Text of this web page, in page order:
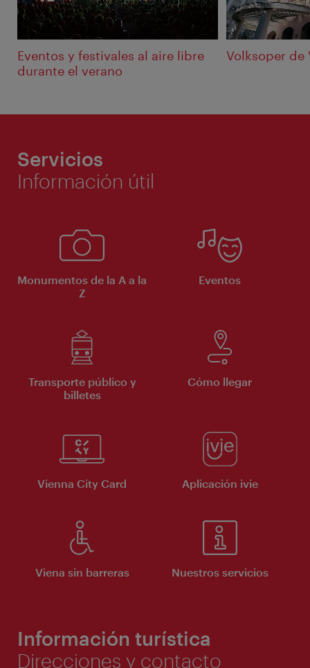
Eventos y festivales al aire libre
durante el verano
Volksoper de
Servicios
Información útil
Monumentos de la A a la
Z
Eventos
Transporte público y
billetes
Cómo llegar
Vienna City Card Aplicación ivie
Viena sin barreras Nuestros servicios
Información turística
Direcciones y contacto